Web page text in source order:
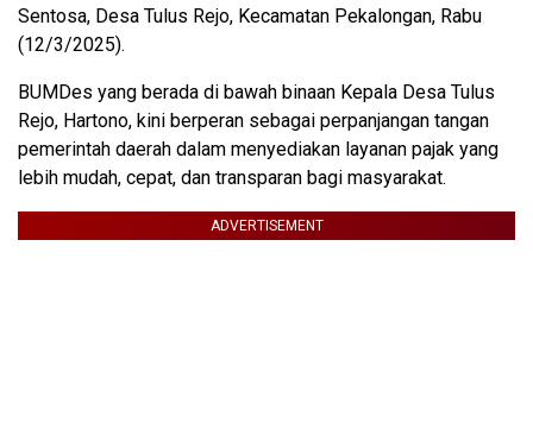
Sentosa, Desa Tulus Rejo, Kecamatan Pekalongan, Rabu
(12/3/2025).
BUMDes yang berada di bawah binaan Kepala Desa Tulus
Rejo, Hartono, kini berperan sebagai perpanjangan tangan
pemerintah daerah dalam menyediakan layanan pajak yang
lebih mudah, cepat, dan transparan bagi masyarakat.
ADVERTISEMENT